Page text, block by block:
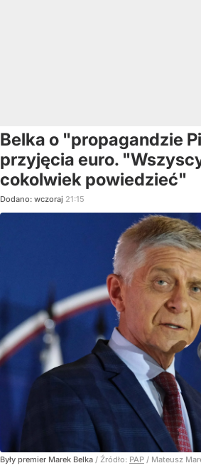
Belka o "propagandzie
przyjęcia euro.
cokolwiek powiedzieć"
Dodano: wczoraj 21:15
Były premier Marek Belka / Źródło: PAP / Mateusz